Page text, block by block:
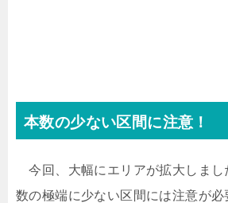
本数の少ない区間に注意！
今回、大幅にエリアが拡大しまし
数の極端に少ない区間には注意が必